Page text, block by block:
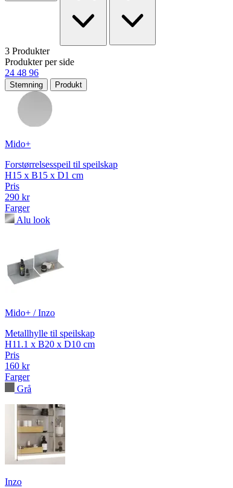
3 Produkter
Produkter per side
24 48 96
Stemning Produkt
Mido+
Forstørrelsesspeil til speilskap
H15 x B15 x D1 cm
Pris
290 kr
Farger
Alu look
Mido+ / Inzo
Metallhylle til speilskap
H11.1 x B20 x D10 cm
Pris
160 kr
Farger
Grå
Inzo